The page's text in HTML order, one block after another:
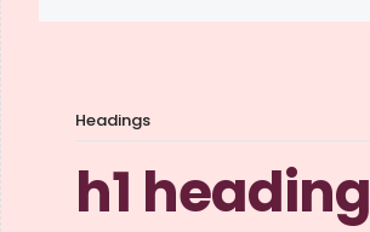
Headings
h1 heading